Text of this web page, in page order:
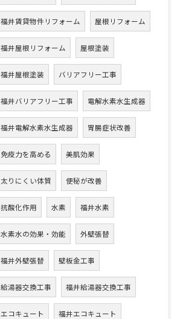
福井賃貸物件リフォーム 屋根リフォーム
福井屋根リフォーム 屋根塗装
福井屋根塗装 バリアフリー工事
福井バリアフリー工事 電解水素水生成器
福井電解水素水生成器 胃腸症状改善
免疫力を高める 美肌効果
太りにくい体質 便秘が改善
抗酸化作用 水素 福井水素
水素水の効果・効能 外壁張替
福井外壁張替 壁板金工事
給湯器交換工事 福井給湯器交換工事
エコキュート 福井エコキュート